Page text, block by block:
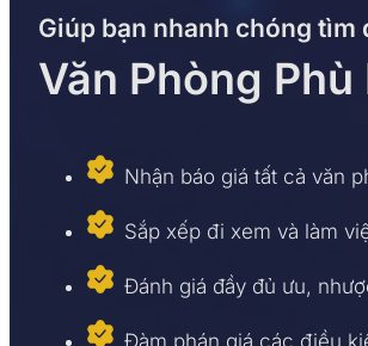
Giúp bạn nhanh chóng tìm
Văn Phòng Phù
Nhận báo giá tất cả văn
Sắp xếp đi xem và làm
Đánh giá đầy đủ ưu,